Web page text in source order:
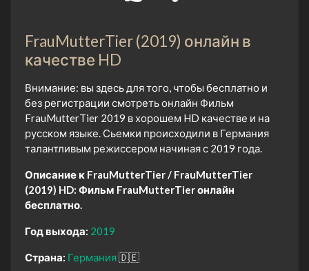
FrauMutterTier (2019) онлайн в
качестве HD
Внимание: вы здесь для того, чтобы бесплатно и
без регистрации смотреть онлайн Фильм
FrauMutterTier 2019 в хорошем HD качестве и на
русском языке. Сьемки происходили в Германия
талантливым режиссером начиная с 2019 года.
Описание к FrauMutterTier / FrauMutterTier
(2019) HD: Фильм FrauMutterTier онлайн
бесплатно.
Год выхода: 2019
Страна: Германия🇩🇪